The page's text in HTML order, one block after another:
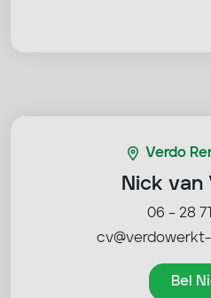
Verdo
Nick van
06 – 28
Bel